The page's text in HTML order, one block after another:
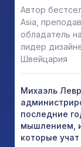
Автор
Asia,
обладатель
лидер
Швейцария
Михаэль
последние
мышлением,
которые